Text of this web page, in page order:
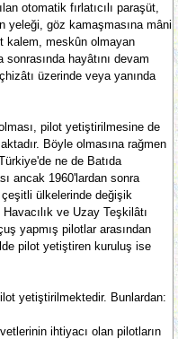
otomatik fırlatıcılı paraşüt,
yeleği, göz kamaşmasına mâni
kalem, meskûn olmayan
hayâtını devam
üzerinde veya yanında
pilot yetiştirilmesine de
Böyle olmasına rağmen
ne de Batıda
ancak 1960'lardan sonra
ülkelerinde değişik
ve Uzay Teşkilâtı
yapmış pilotlar arasından
pilot yetiştiren kuruluş ise
yetiştirilmektedir. Bunlardan:
ihtiyacı olan pilotların